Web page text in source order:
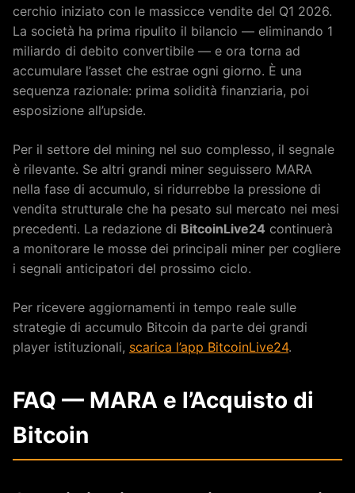
cerchio iniziato con le massicce vendite del Q1 2026.
La società ha prima ripulito il bilancio — eliminando 1
miliardo di debito convertibile — e ora torna ad
accumulare l’asset che estrae ogni giorno. È una
sequenza razionale: prima solidità finanziaria, poi
esposizione all’upside.
Per il settore del mining nel suo complesso, il segnale
è rilevante. Se altri grandi miner seguissero MARA
nella fase di accumulo, si ridurrebbe la pressione di
vendita strutturale che ha pesato sul mercato nei mesi
precedenti. La redazione di BitcoinLive24 continuerà
a monitorare le mosse dei principali miner per cogliere
i segnali anticipatori del prossimo ciclo.
Per ricevere aggiornamenti in tempo reale sulle
strategie di accumulo Bitcoin da parte dei grandi
player istituzionali, scarica l’app BitcoinLive24.
FAQ — MARA e l’Acquisto di
Bitcoin